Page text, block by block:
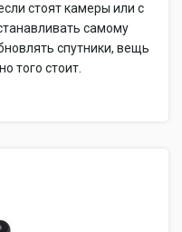
стоят камеры или с
самому
спутники, вещь
того стоит.